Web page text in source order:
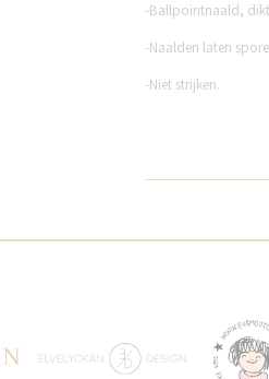
-Ballpointnaald,
-Naalden laten
-Niet strijken.